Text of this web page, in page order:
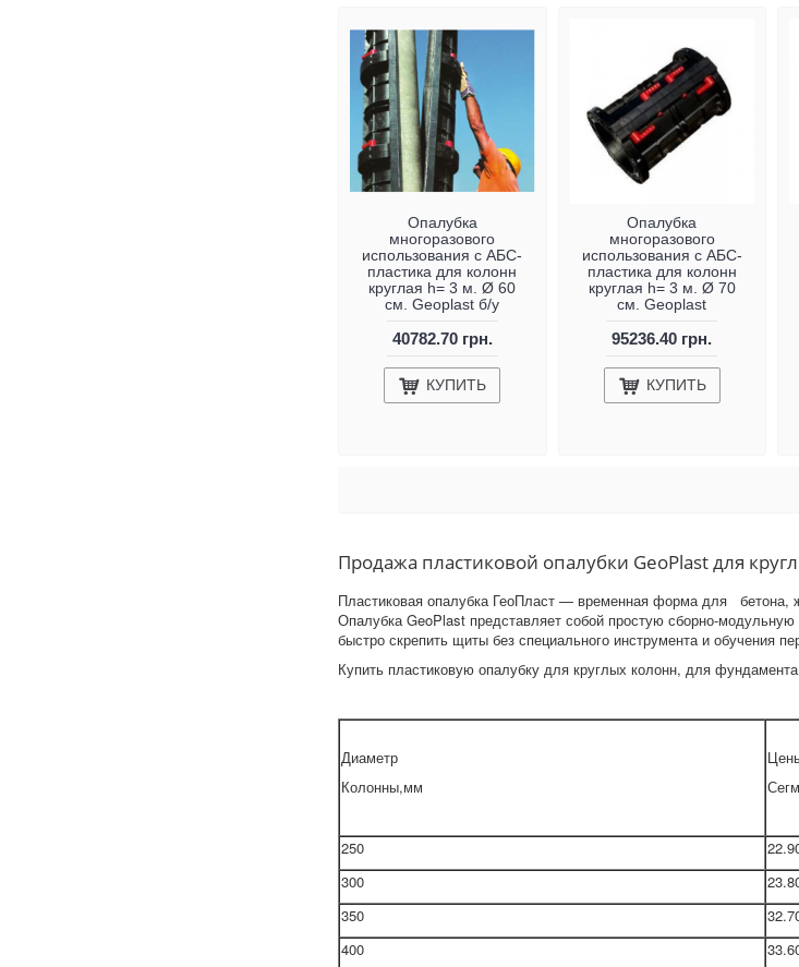
Опалубка
многоразового
использования с АБС-
пластика для колонн
круглая h= 3 м. Ø 60
см. Geoplast б/у
40782.70 грн.
КУПИТЬ
Опалубка
многоразового
использования с АБС-
пластика для колонн
круглая h= 3 м. Ø 70
см. Geoplast
95236.40 грн.
КУПИТЬ
Продажа пластиковой опалубки GeoPlast для
Пластиковая опалубка ГеоПласт — временная форма для бетона,
Опалубка GeoPlast представляет собой простую сборно-
быстро скрепить щиты без специального инструмента и обучения
Купить пластиковую опалубку для круглых колонн, для
Диаметр
Колонны,мм
250
300
350
400